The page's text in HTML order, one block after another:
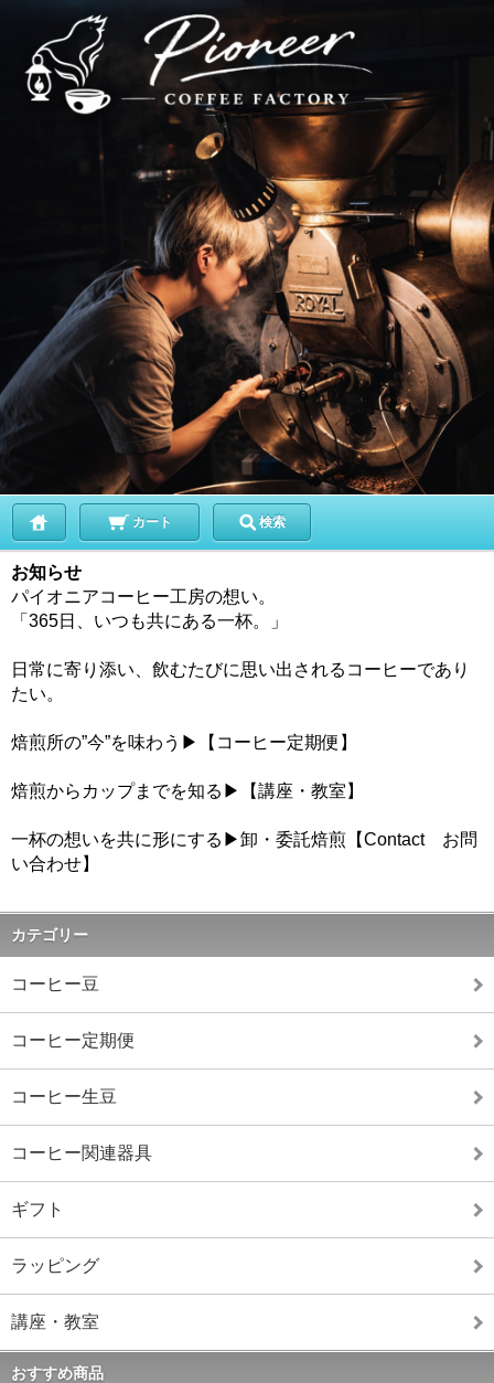
カート 検索
お知らせ
パイオニアコーヒー工房の想い。
「365日、いつも共にある一杯。」
日常に寄り添い、飲むたびに思い出されるコーヒーであり
たい。
焙煎所の”今”を味わう▶【コーヒー定期便】
焙煎からカップまでを知る▶【講座・教室】
一杯の想いを共に形にする▶卸・委託焙煎【Contact お問
い合わせ】
カテゴリー
コーヒー豆
コーヒー定期便
コーヒー生豆
コーヒー関連器具
ギフト
ラッピング
講座・教室
おすすめ商品